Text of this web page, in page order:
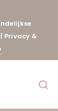
| Privacy &